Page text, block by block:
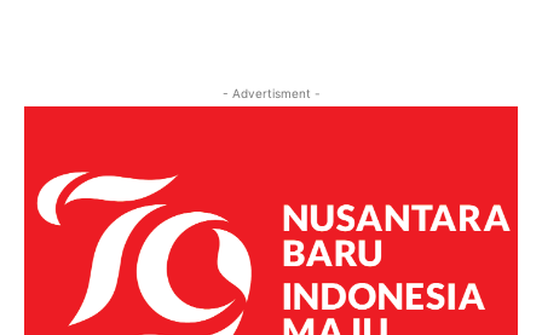
- Advertisment -